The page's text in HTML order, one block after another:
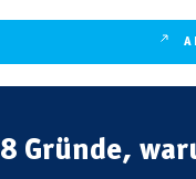
8 Gründe,